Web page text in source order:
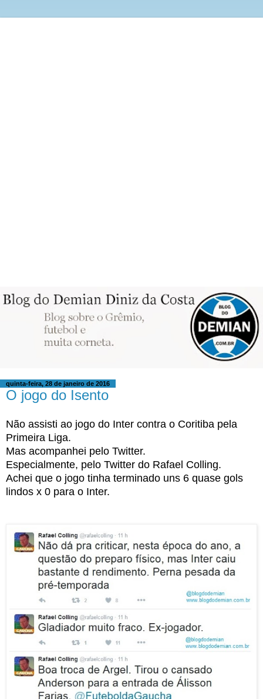
quinta-feira, 28 de janeiro de 2016
O jogo do Isento
Não assisti ao jogo do Inter contra o Coritiba pela
Primeira Liga.
Mas acompanhei pelo Twitter.
Especialmente, pelo Twitter do Rafael Colling.
Achei que o jogo tinha terminado uns 6 quase gols
lindos x 0 para o Inter.